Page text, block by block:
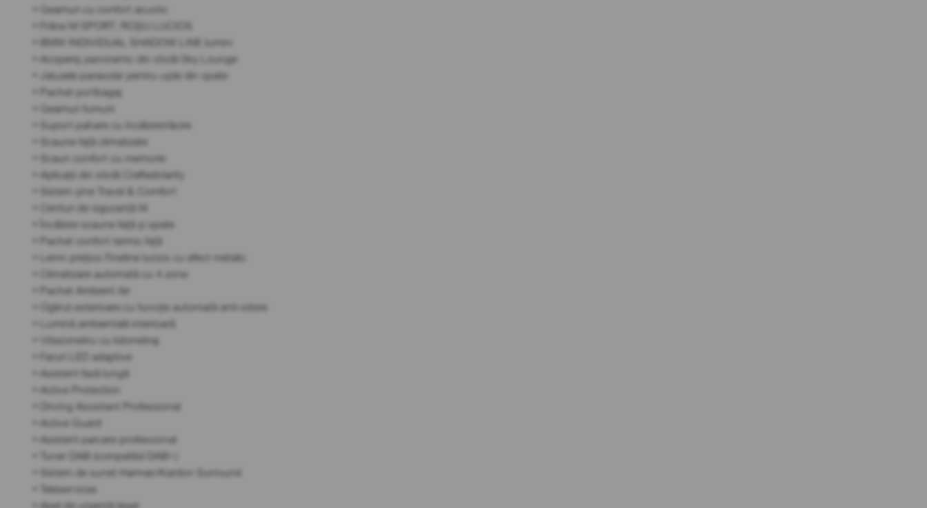
• Geamuri cu confort acustic
• Frâne M SPORT, ROȘU LUCIOS
• BMW INDIVIDUAL SHADOW LINE lumini
• Acoperiș panoramic din sticlă Sky Lounge
• Jaluzele parasolar pentru ușile din spate
• Pachet portbagaj
• Geamuri fumurii
• Suport pahare cu încălzire/răcire
• Scaune față climatizate
• Scaun confort cu memorie
• Aplicații din sticlă Craftedclarity
• Sistem șine Travel & Comfort
• Centuri de siguranță M
• Încălzire scaune față și spate
• Pachet confort termic față
• Lemn prețios Fineline lucios cu efect metalic
• Climatizare automată cu 4 zone
• Pachet Ambient Air
• Oglinzi exterioare cu funcție automată anti-orbire
• Lumină ambientală interioară
• Vitezometru cu kilometraj
• Faruri LED adaptive
• Asistent fază lungă
• Active Protection
• Driving Assistant Professional
• Active Guard
• Asistent parcare professional
• Tuner DAB (compatibil DAB+)
• Sistem de sunet Harman/Kardon Surround
• Teleservices
• Apel de urgență legal